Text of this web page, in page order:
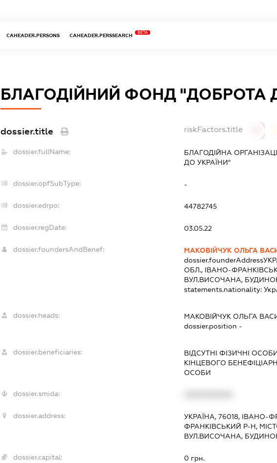
CAHEADER.PERSONS CAHEADER.PERSSEARCH
BETA
БЛАГОДІЙНИЙ ФОНД "ДОБРОТА
dossier.title riskFactors.title
dossier.fullName:
БЛАГОДІЙНА
ДО УКРАЇНИ"
dossier.opfSubType: -
dossier.edrpo: 44782745
dossier.regDate: 03.05.22
dossier.foundersAndBenef:
МАКОВІЙЧУК ОЛЬГА
dossier.founderAddress
ОБЛ., ІВАНО-
ВУЛ.ВИСОЧАНА,
statements.nationality:
dossier.heads: МАКОВІЙЧУК ОЛЬГА
dossier.position -
dossier.beneficiaries:
ВІДСУТНІ ФІЗИЧНІ
КІНЦЕВОГО
ОСОБИ
dossier.smida:
dossier.address:
УКРАЇНА, 76018, ІВАНО-
ФРАНКІВСЬКИЙ Р-Н,
ВУЛ.ВИСОЧАНА,
dossier.capital: 0 грн.